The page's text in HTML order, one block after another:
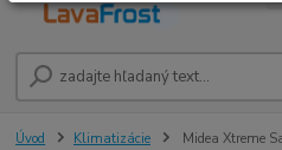
Úvod Klimatizácie Midea Xtreme